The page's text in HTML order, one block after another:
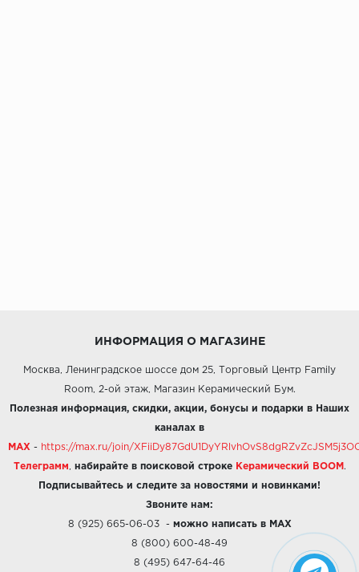
ИНФОРМАЦИЯ О МАГАЗИНЕ
Москва, Ленинградское шоссе дом 25, Торговый Центр Family
Room, 2-ой этаж, Магазин Керамический Бум.
Полезная информация, скидки, акции, бонусы и подарки в Наших
каналах в
MAX - https://max.ru/join/
Телеграмм набирайте в поисковой строке Керамический BOOM .
Подписывайтесь и следите за новостями и новинками!
Звоните нам:
8 (925) 665-06-03- можно написать в MAX
8 (800) 600-48-49
8 (495) 647-64-46